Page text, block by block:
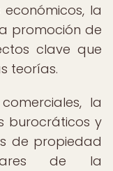
la
promoción de
clave que
teorías.
la
burocráticos y
de propiedad
de la